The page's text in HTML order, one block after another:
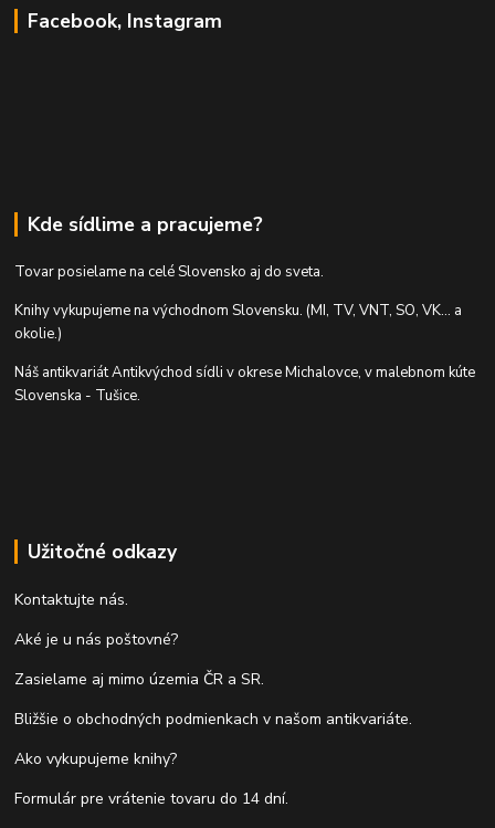
Facebook, Instagram
Kde sídlime a pracujeme?
Tovar posielame na celé Slovensko aj do sveta.
Knihy vykupujeme na východnom Slovensku. (MI, TV, VNT, SO, VK... a
okolie.)
Náš antikvariát Antikvýchod sídli v okrese Michalovce, v malebnom kúte
Slovenska - Tušice.
Užitočné odkazy
Kontaktujte nás.
Aké je u nás poštovné?
Zasielame aj mimo územia ČR a SR.
Bližšie o obchodných podmienkach v našom antikvariáte.
Ako vykupujeme knihy?
Formulár pre vrátenie tovaru do 14 dní.